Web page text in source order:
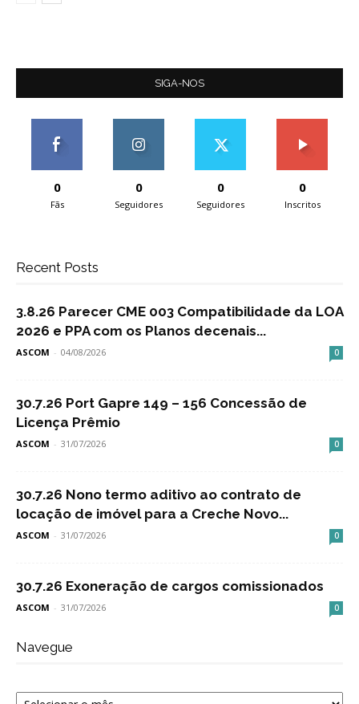
SIGA-NOS
0
Fãs
0
Seguidores
0
Seguidores
0
Inscritos
Recent Posts
3.8.26 Parecer CME 003 Compatibilidade da LOA
2026 e PPA com os Planos decenais...
ASCOM - 04/08/2026 0
30.7.26 Port Gapre 149 – 156 Concessão de
Licença Prêmio
ASCOM - 31/07/2026 0
30.7.26 Nono termo aditivo ao contrato de
locação de imóvel para a Creche Novo...
ASCOM - 31/07/2026 0
30.7.26 Exoneração de cargos comissionados
ASCOM - 31/07/2026 0
Navegue
Navegue